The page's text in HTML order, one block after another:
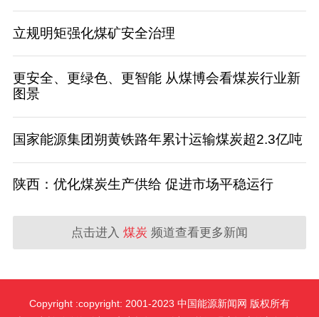
立规明矩强化煤矿安全治理
更安全、更绿色、更智能 从煤博会看煤炭行业新
图景
国家能源集团朔黄铁路年累计运输煤炭超2.3亿吨
陕西：优化煤炭生产供给 促进市场平稳运行
点击进入 煤炭 频道查看更多新闻
Copyright :copyright: 2001-2023 中国能源新闻网 版权所有